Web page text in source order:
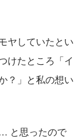
ヤしていたとい
けたところ「イ
？」と私の想い
と思ったので